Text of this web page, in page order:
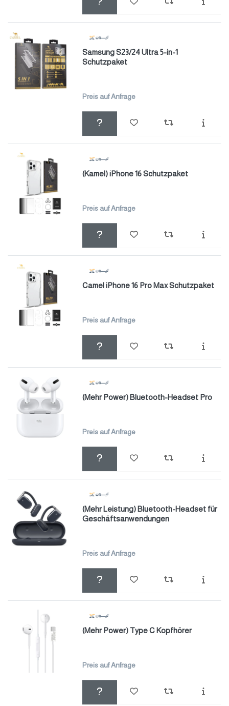
Samsung S23/24 Ultra 5-in-1
Schutzpaket
Preis auf Anfrage
(Kamel) iPhone 16 Schutzpaket
Preis auf Anfrage
Camel iPhone 16 Pro Max Schutzpaket
Preis auf Anfrage
(Mehr Power) Bluetooth-Headset Pro
Preis auf Anfrage
(Mehr Leistung) Bluetooth-Headset für
Geschäftsanwendungen
Preis auf Anfrage
(Mehr Power) Type C Kopfhörer
Preis auf Anfrage